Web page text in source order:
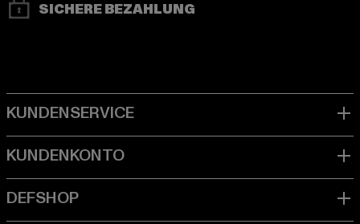
SICHERE BEZAHLUNG